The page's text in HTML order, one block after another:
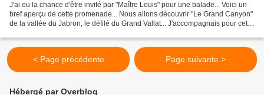
J'ai eu la chance d'être invité par "Maître Louis" pour une balade... Voici un
bref aperçu de cette promenade... Nous allons découvrir "Le Grand Canyon"
de la vallée du Jabron, le défilé du Grand Vallat... J'accompagnais pour cette
< Page précédente Page suivante >
Hébergé par Overblog